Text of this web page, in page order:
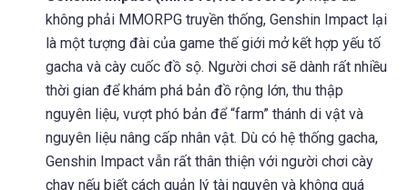
không phải MMORPG truyền thống, Genshin Impact lại
là một tượng đài của game thế giới mở kết hợp yếu tố
gacha và cày cuốc đồ sộ. Người chơi sẽ dành rất nhiều
thời gian để khám phá bản đồ rộng lớn, thu thập
nguyên liệu, vượt phó bản để “farm” thánh di vật và
nguyên liệu nâng cấp nhân vật. Dù có hệ thống gacha,
Genshin Impact vẫn rất thân thiện với người chơi cày
chay nếu biết cách quản lý tài nguyên và không quá